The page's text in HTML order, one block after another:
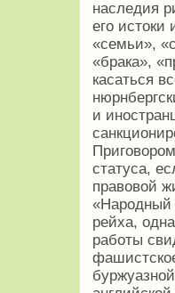
наследия
его истоки
«семьи»,
«брака»,
касаться
и
статуса,
правовой
«Народный
рейха,
работы